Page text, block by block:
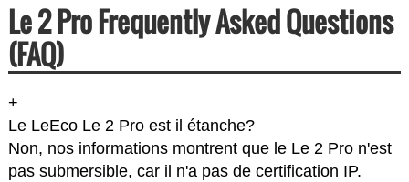
Le 2 Pro Frequently Asked Questions
(FAQ)
+
Le LeEco Le 2 Pro est il étanche?
Non, nos informations montrent que le Le 2 Pro n'est
pas submersible, car il n'a pas de certification IP.